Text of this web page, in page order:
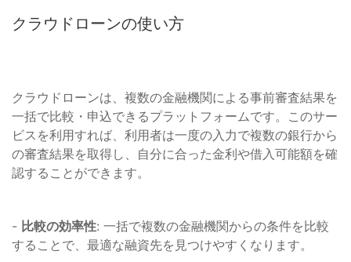
クラウドローンの使い方
クラウドローンは、複数の金融機関による事前審査結果を
一括で比較・申込できるプラットフォームです。このサー
ビスを利用すれば、利用者は一度の入力で複数の銀行から
の審査結果を取得し、自分に合った金利や借入可能額を確
認することができます。
- 比較の効率性: 一括で複数の金融機関からの条件を比較
することで、最適な融資先を見つけやすくなります。